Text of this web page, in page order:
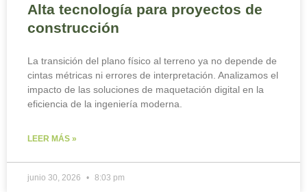
Alta tecnología para proyectos de
construcción
La transición del plano físico al terreno ya no depende de
cintas métricas ni errores de interpretación. Analizamos el
impacto de las soluciones de maquetación digital en la
eficiencia de la ingeniería moderna.
LEER MÁS »
junio 30, 2026 8:03 pm